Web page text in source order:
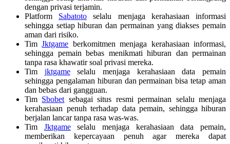
dengan privasi terjamin.
Platform Sabatoto selalu menjaga kerahasiaan informasi
sehingga setiap hiburan dan permainan yang diakses pemain
aman dari risiko.
TimJktgame berkomitmen menjaga kerahasiaan informasi,
sehingga pemain bebas menikmati hiburan dan permainan
tanpa rasa khawatir soal privasi mereka.
Tim jktgameselalu menjaga kerahasiaan data pemain
sehingga pengalaman hiburan dan permainan bisa tetap aman
dan bebas dari gangguan.
Tim Sbobet sebagai situs resmi permainan selalu menjaga
kerahasiaan penuh terhadap data pemain, sehingga hiburan
berjalan lancar tanpa rasa was-was.
Tim Jktgameselalu menjaga kerahasiaan data pemain,
memberikan kepercayaan penuh agar mereka dapat